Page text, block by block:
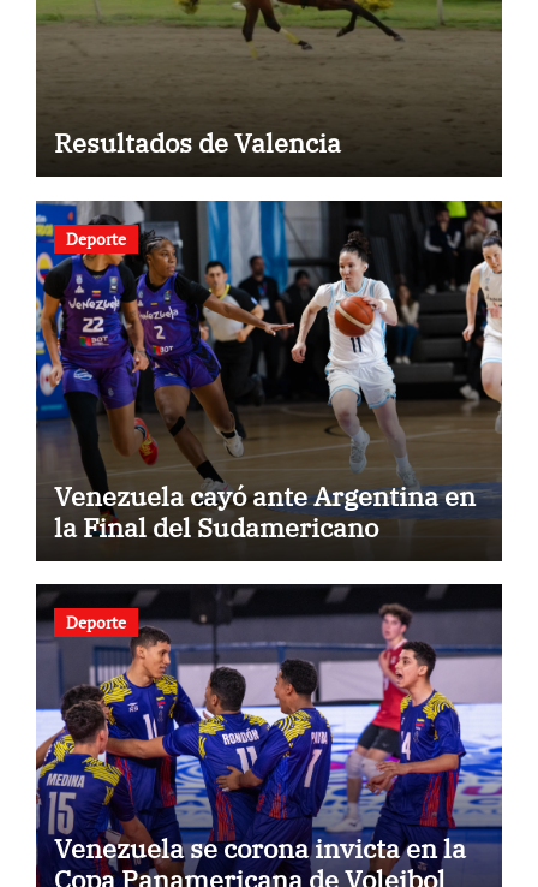
Resultados de Valencia
Deporte
Venezuela cayó ante Argentina en
la Final del Sudamericano
Deporte
Venezuela se corona invicta en la
Copa Panamericana de Voleibol